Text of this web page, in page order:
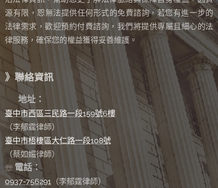
源有限，恕無法提供任何形式的免費諮詢， 若您有進一步的
法律需求，歡迎預約付費諮詢，我們將提供專屬且細心的法
律服務，確保您的權益獲得妥善維護。
》聯絡資訊
地址：
臺中市西區三民路一段159號6樓
（李郁霆律師）
臺中市梧棲區大仁路一段108號
（蔡如媚律師）
☏ 電話：
0937-756291 （李郁霆律師）